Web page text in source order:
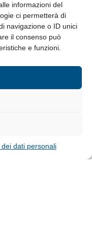
informazioni del
ci permetterà di
navigazione o ID unici
il consenso può
e funzioni.
dati personali
Cookie